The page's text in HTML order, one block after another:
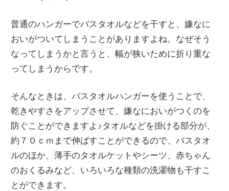
普通のハンガーでバスタオルなどを干すと、嫌なに
おいがついてしまうことがありますよね。なぜそう
なってしまうかと言うと、幅が狭いために折り重な
ってしまうからです。
そんなときは、バスタオルハンガーを使うことで、
乾きやすさをアップさせて、嫌なにおいがつくのを
防ぐことができますよ♪タオルなどを掛ける部分が、
約７０ｃｍまで伸ばすことができるので、バスタオ
ルのほか、薄手のタオルケットやシーツ、赤ちゃん
のおくるみなど、いろいろな種類の洗濯物も干すこ
とができます。